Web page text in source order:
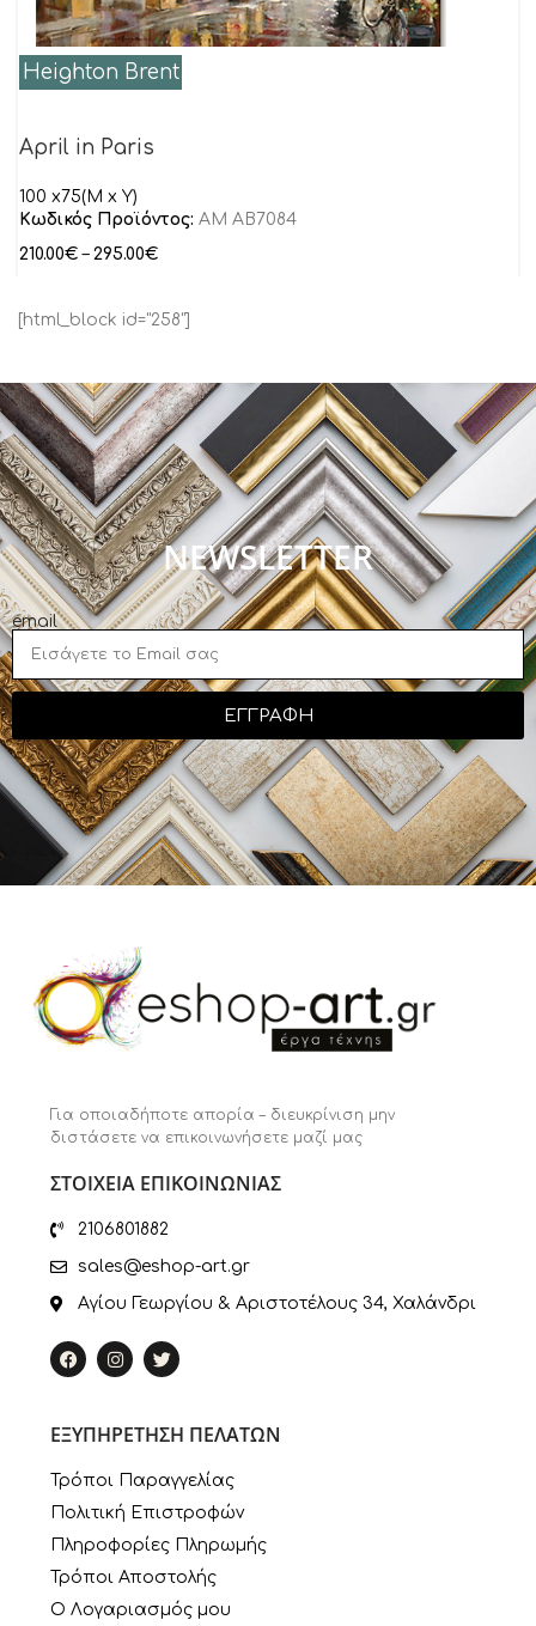
Heighton Brent
April in Paris
100 x75(M x Y)
Κωδικός Προϊόντος: AM AB7084
210.00€ – 295.00€
[html_block id="258"]
NEWSLETTER
email
ΕΓΓΡΑΦΗ
Για οποιαδήποτε απορία – διευκρίνιση μην
διστάσετε να επικοινωνήσετε μαζί μας
ΣΤΟΙΧΕΙΑ ΕΠΙΚΟΙΝΩΝΙΑΣ
2106801882
sales@eshop-art.gr
Αγίου Γεωργίου & Αριστοτέλους 34, Χαλάνδρι
ΕΞΥΠΗΡΕΤΗΣΗ ΠΕΛΑΤΩΝ
Τρόποι Παραγγελίας
Πολιτική Επιστροφών
Πληροφορίες Πληρωμής
Τρόποι Αποστολής
Ο Λογαριασμός μου